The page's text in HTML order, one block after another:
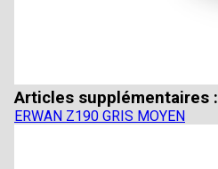
Articles supplémentaires :
ERWAN Z190 GRIS MOYEN